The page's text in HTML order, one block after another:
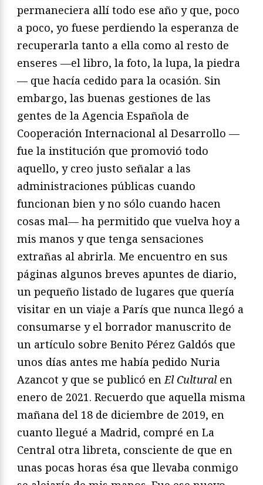
permaneciera allí todo ese año y que, poco
a poco, yo fuese perdiendo la esperanza de
recuperarla tanto a ella como al resto de
enseres —el libro, la foto, la lupa, la piedra
— que hacía cedido para la ocasión. Sin
embargo, las buenas gestiones de las
gentes de la Agencia Española de
Cooperación Internacional al Desarrollo —
fue la institución que promovió todo
aquello, y creo justo señalar a las
administraciones públicas cuando
funcionan bien y no sólo cuando hacen
cosas mal— ha permitido que vuelva hoy a
mis manos y que tenga sensaciones
extrañas al abrirla. Me encuentro en sus
páginas algunos breves apuntes de diario,
un pequeño listado de lugares que quería
visitar en un viaje a París que nunca llegó a
consumarse y el borrador manuscrito de
un artículo sobre Benito Pérez Galdós que
unos días antes me había pedido Nuria
Azancot y que se publicó en El Culturalen
enero de 2021. Recuerdo que aquella misma
mañana del 18 de diciembre de 2019, en
cuanto llegué a Madrid, compré en La
Central otra libreta, consciente de que en
unas pocas horas ésa que llevaba conmigo